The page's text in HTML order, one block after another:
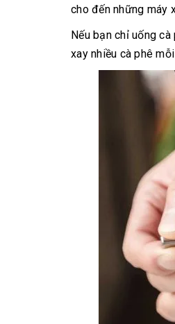
cho đến những máy
Nếu bạn chỉ uống
xay nhiều cà phê